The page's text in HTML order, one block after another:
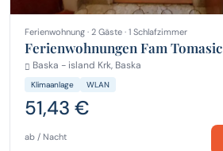
Ferienwohnung · 2 Gäste · 1 Schlafzimmer
Ferienwohnungen Fam Tomasic
Baska - island Krk, Baska
Klimaanlage WLAN
51,43 €
ab / Nacht